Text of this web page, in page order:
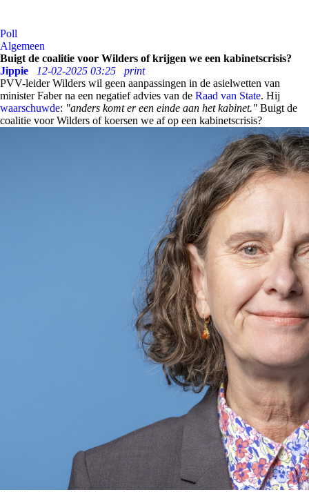
Poll
Algemeen
Buigt de coalitie voor Wilders of krijgen we een kabinetscrisis?
Jippie
12-02-2025 03:25
print
PVV-leider Wilders wil geen aanpassingen in de asielwetten van
minister Faber na een negatief advies van de Raad van State. Hij
waarschuwde: "anders komt er een einde aan het kabinet." Buigt de
coalitie voor Wilders of koersen we af op een kabinetscrisis?